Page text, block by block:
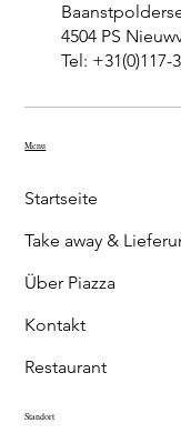
4504 PS
Tel: +31(0)117-
Menu
Startseite
Take away &
Über Piazza
Kontakt
Restaurant
Standort